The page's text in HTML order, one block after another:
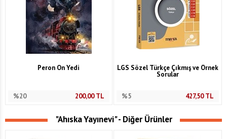
Peron On Yedi
%20 200,00TL
LGS Sözel Türkçe Çıkmış ve Örnek
Sorular
%5 427,50TL
"Ahıska Yayınevi" - Diğer Ürünler